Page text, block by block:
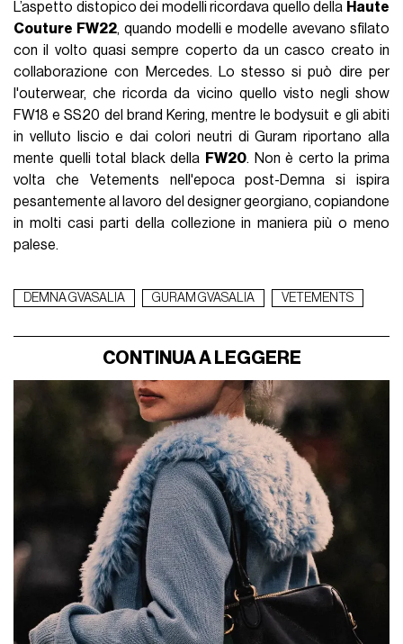
L’aspetto distopico dei modelli ricordava quello della Haute
Couture FW22, quando modelli e modelle avevano sfilato
con il volto quasi sempre coperto da un casco creato in
collaborazione con Mercedes. Lo stesso si può dire per
l'outerwear, che ricorda da vicino quello visto negli show
FW18 e SS20 del brand Kering, mentre le bodysuit e gli abiti
in velluto liscio e dai colori neutri di Guram riportano alla
mente quelli total black della FW20. Non è certo la prima
volta che Vetements nell'epoca post-Demna si ispira
pesantemente al lavoro del designer georgiano, copiandone
in molti casi parti della collezione in maniera più o meno
palese.
DEMNA GVASALIA GURAM GVASALIA VETEMENTS
CONTINUA A LEGGERE